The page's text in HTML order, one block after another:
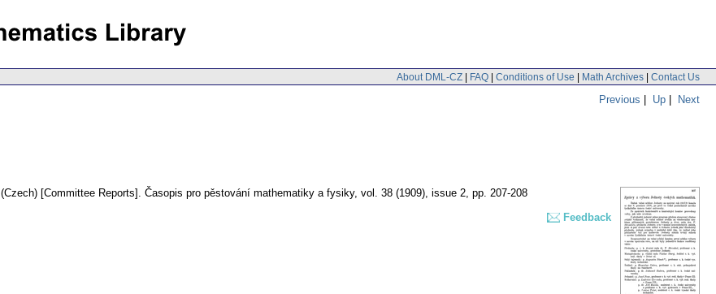
About DML-CZ | FAQ | Conditions of Use | Math Archives | Contact Us
Previous | Up | Next
(Czech) [Committee Reports]. Časopis pro pěstování mathematiky a fysiky, vol. 38 (1909), issue 2, pp. 207-208
Feedback